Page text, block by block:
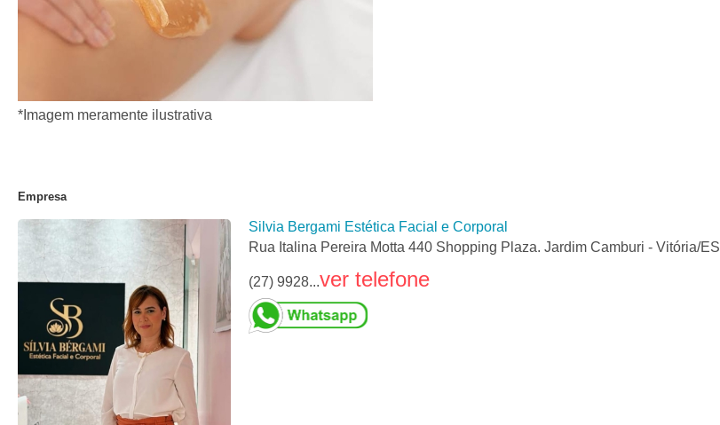
*Imagem meramente ilustrativa
Empresa
Silvia Bergami Estética Facial e Corporal
Rua Italina Pereira Motta 440 Shopping Plaza. Jardim Camburi - Vitória/ES
(27) 9928...ver telefone